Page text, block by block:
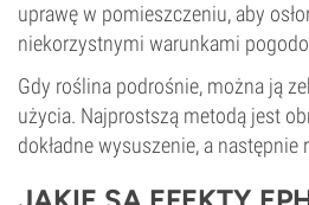
uprawę w pomieszczeniu, aby
niekorzystnymi warunkami
Gdy roślina podrośnie, można ją
użycia. Najprostszą metodą jest
dokładne wysuszenie, a następnie